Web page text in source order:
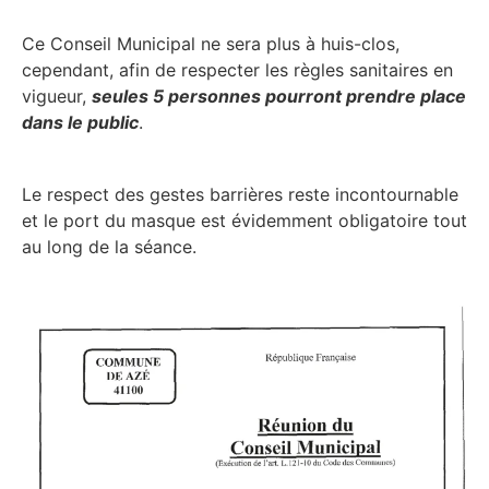
Ce Conseil Municipal ne sera plus à huis-clos,
cependant, afin de respecter les règles sanitaires en
vigueur, seules 5 personnes pourront prendre place
dans le public.
Le respect des gestes barrières reste incontournable
et le port du masque est évidemment obligatoire tout
au long de la séance.